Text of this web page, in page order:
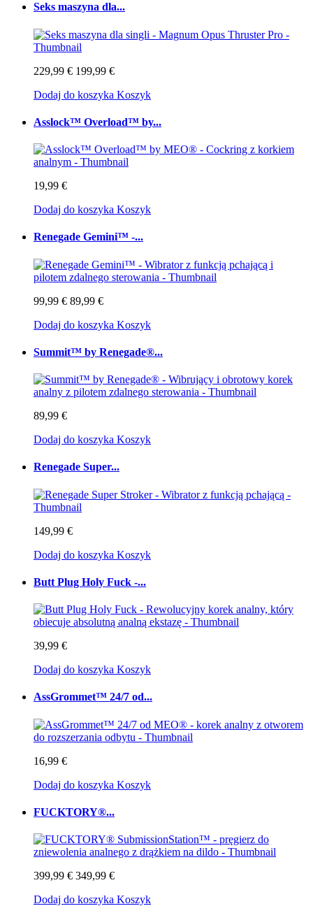
Seks maszyna dla...
229,99 € 199,99 €
Dodaj do koszyka Koszyk
Asslock™ Overload™ by...
19,99 €
Dodaj do koszyka Koszyk
Renegade Gemini™ -...
99,99 € 89,99 €
Dodaj do koszyka Koszyk
Summit™ by Renegade®...
89,99 €
Dodaj do koszyka Koszyk
Renegade Super...
149,99 €
Dodaj do koszyka Koszyk
Butt Plug Holy Fuck -...
39,99 €
Dodaj do koszyka Koszyk
AssGrommet™ 24/7 od...
16,99 €
Dodaj do koszyka Koszyk
FUCKTORY®...
399,99 € 349,99 €
Dodaj do koszyka Koszyk